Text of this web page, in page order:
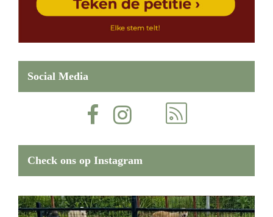
Social Media
Check ons op Instagram